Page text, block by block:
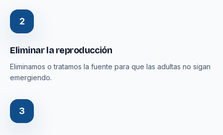
2
Eliminar la reproducción
Eliminamos o tratamos la fuente para que las adultas no sigan
emergiendo.
3